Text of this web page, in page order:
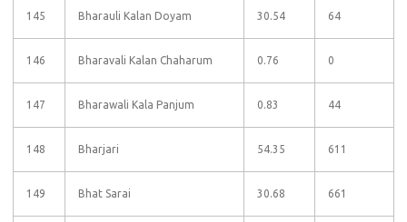
145 Bharauli Kalan Doyam 30.54 64
146 Bharavali Kalan Chaharum 0.76 0
147 Bharawali Kala Panjum 0.83 44
148 Bharjari 54.35 611
149 Bhat Sarai 30.68 661